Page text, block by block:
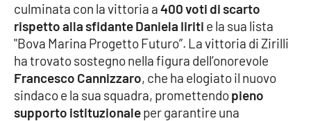
Sanità
Società
Sport
culminata con la vittoria a400 voti di scarto
rispetto alla sfidante Daniela Iiriti e la sua lista
"Bova Marina Progetto Futuro”. La vittoria di Zirilli
ha trovato sostegno nella figura dell’onorevole
Francesco Cannizzaro, che ha elogiato il nuovo
sindaco e la sua squadra, promettendopieno
supporto istituzionaleper garantire una